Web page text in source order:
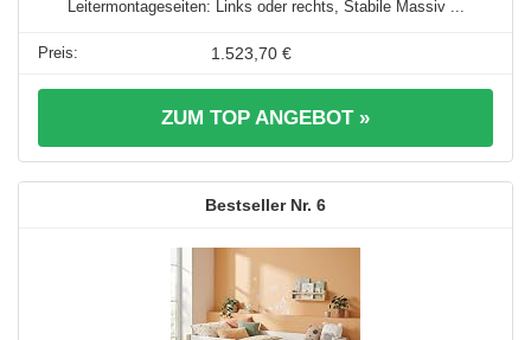
Leitermontageseiten: Links oder rechts, Stabile Massiv ...
1.523,70 €
ZUM TOP ANGEBOT »
6